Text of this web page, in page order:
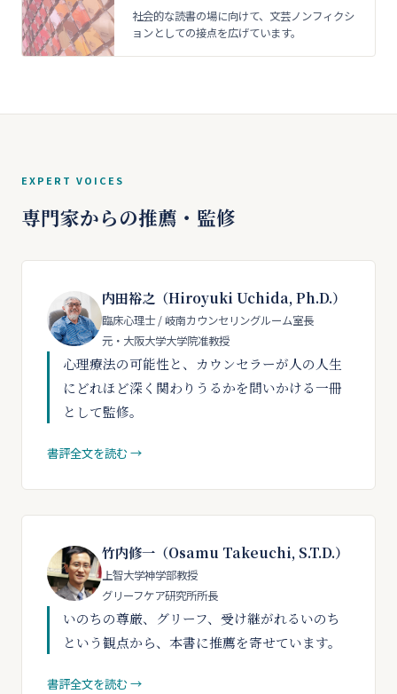
社会的な読書の場に向けて、文芸ノンフィクシ
ョンとしての接点を広げています。
EXPERT VOICES
専門家からの推薦・監修
内田裕之（Hiroyuki Uchida, Ph.D.）
臨床心理士 / 岐南カウンセリングルーム室長
元・大阪大学大学院准教授
心理療法の可能性と、カウンセラーが人の人生
にどれほど深く関わりうるかを問いかける一冊
として監修。
書評全文を読む →
竹内修一（Osamu Takeuchi, S.T.D.）
上智大学神学部教授
グリーフケア研究所所長
いのちの尊厳、グリーフ、受け継がれるいのち
という観点から、本書に推薦を寄せています。
書評全文を読む →